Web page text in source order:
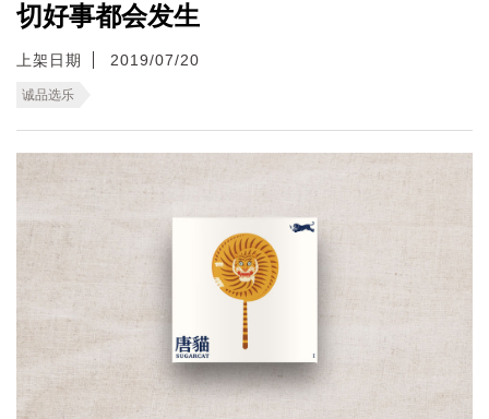
切好事都会发生
上架日期 2019/07/20
诚品选乐